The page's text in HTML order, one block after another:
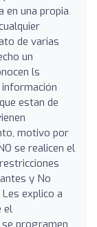
en una propia
de varias
un
ls
estan de
motivo por
se realicen el
y No
explico a
el
programen